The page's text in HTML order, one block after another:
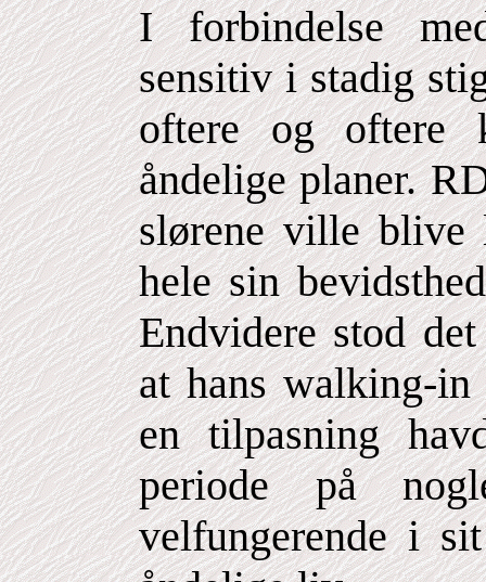
I forbindelse
sensitiv i stadig
oftere og oftere
åndelige planer.
slørene ville
hele sin
Endvidere stod
at hans walking-
en tilpasning
periode på
velfungerende i